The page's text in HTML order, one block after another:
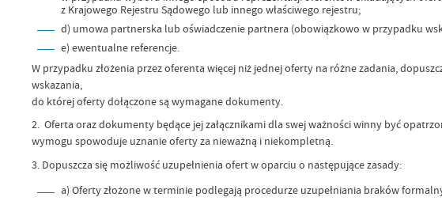
z Krajowego Rejestru Sądowego lub innego właściwego rejestru;
d) umowa partnerska lub oświadczenie partnera (obowiązkowo w przypadku
e) ewentualne referencje.
W przypadku złożenia przez oferenta więcej niż jednej oferty na różne zadania,
wskazania,
do której oferty dołączone są wymagane dokumenty.
2. Oferta oraz dokumenty będące jej załącznikami dla swej ważności winny być
wymogu spowoduje uznanie oferty za nieważną i niekompletną.
3. Dopuszcza się możliwość uzupełnienia ofert w oparciu o następujące zasady:
a) Oferty złożone w terminie podlegają procedurze uzupełniania braków